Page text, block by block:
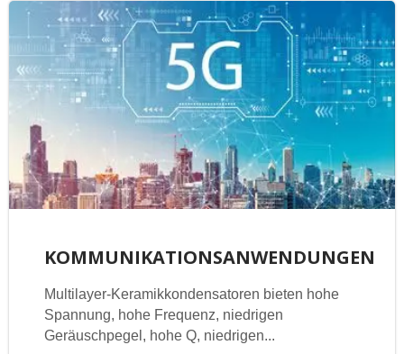
KOMMUNIKATIONSANWENDUNGEN
Multilayer-Keramikkondensatoren bieten hohe
Spannung, hohe Frequenz, niedrigen
Geräuschpegel, hohe Q, niedrigen...